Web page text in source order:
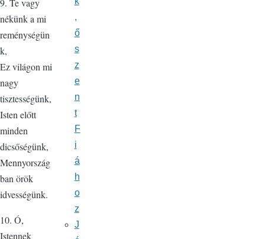
nékünk a mi
reménységün
k,
Ez világon mi
nagy
tisztességünk,
Isten előtt
minden
dicsőségünk,
Mennyország
ban örök
idvességünk.
10. Ó,
Istennek
,
ő
s
z
e
n
t
F
i
á
h
o
z
J